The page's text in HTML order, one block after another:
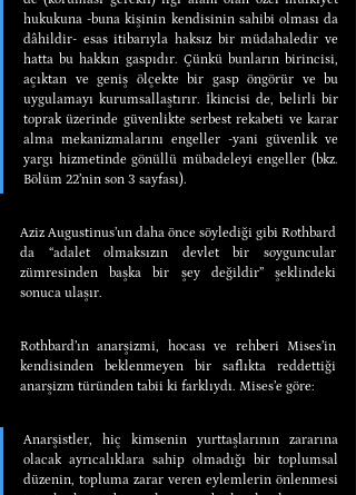
hukukuna -buna kişinin kendisinin sahibi olması da
dâhildir- esas itibarıyla haksız bir müdahaledir ve
hatta bu hakkın gaspıdır. Çünkü bunların birincisi,
açıktan ve geniş ölçekte bir gasp öngörür ve bu
uygulamayı kurumsallaştırır. İkincisi de, belirli bir
toprak üzerinde güvenlikte serbest rekabeti ve karar
alma mekanizmalarını engeller -yani güvenlik ve
yargı hizmetinde gönüllü mübadeleyi engeller (bkz.
Bölüm 22’nin son 3 sayfası).
Aziz Augustinus’un daha önce söylediği gibi Rothbard
da “adalet olmaksızın devlet bir soyguncular
zümresinden başka bir şey değildir” şeklindeki
sonuca ulaşır.
Rothbard’ın anarşizmi, hocası ve rehberi Mises’in
kendisinden beklenmeyen bir saflıkta reddettiği
anarşizm türünden tabii ki farklıydı. Mises’e göre:
Anarşistler, hiç kimsenin yurttaşlarının zararına
olacak ayrıcalıklara sahip olmadığı bir toplumsal
düzenin, topluma zarar veren eylemlerin önlenmesi